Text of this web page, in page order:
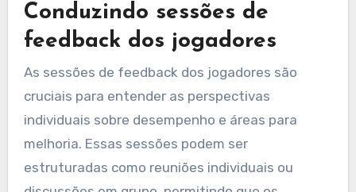
Conduzindo sessões de
feedback dos jogadores
As sessões de feedback dos jogadores são
cruciais para entender as perspectivas
individuais sobre desempenho e áreas para
melhoria. Essas sessões podem ser
estruturadas como reuniões individuais ou